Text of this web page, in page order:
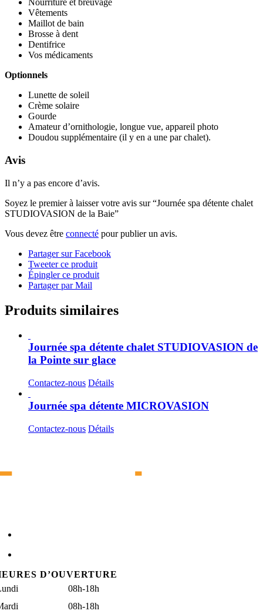
Nourriture et breuvage
Vêtements
Maillot de bain
Brosse à dent
Dentifrice
Vos médicaments
Optionnels
Lunette de soleil
Crème solaire
Gourde
Amateur d’ornithologie, longue vue, appareil photo
Doudou supplémentaire (il y en a une par chalet).
Avis
Il n’y a pas encore d’avis.
Soyez le premier à laisser votre avis sur “Journée spa détente chalet
STUDIOVASION de la Baie”
Vous devez être connecté pour publier un avis.
Partager sur Facebook
Tweeter ce produit
Épingler ce produit
Partager par Mail
Produits similaires
Journée spa détente chalet STUDIOVASION de
la Pointe sur glace
Contactez-nous Détails
Journée spa détente MICROVASION
Contactez-nous Détails
D’OUVERTURE
08h-18h
08h-18h